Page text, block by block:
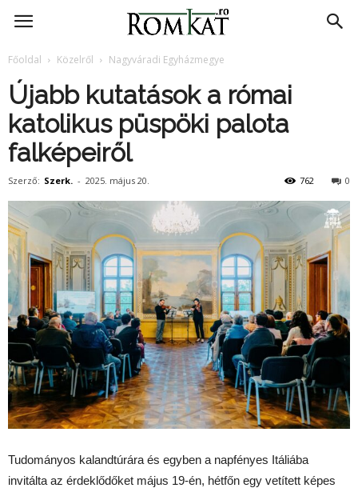
RomKat.ro
Főoldal Közelről Nagyváradi Egyházmegye
Újabb kutatások a római
katolikus püspöki palota
falképeiről
Szerző: Szerk. - 2025. május 20. 0
762
Tudományos kalandtúrára és egyben a napfényes Itáliába
invitálta az érdeklődőket május 19-én, hétfőn egy vetített képes